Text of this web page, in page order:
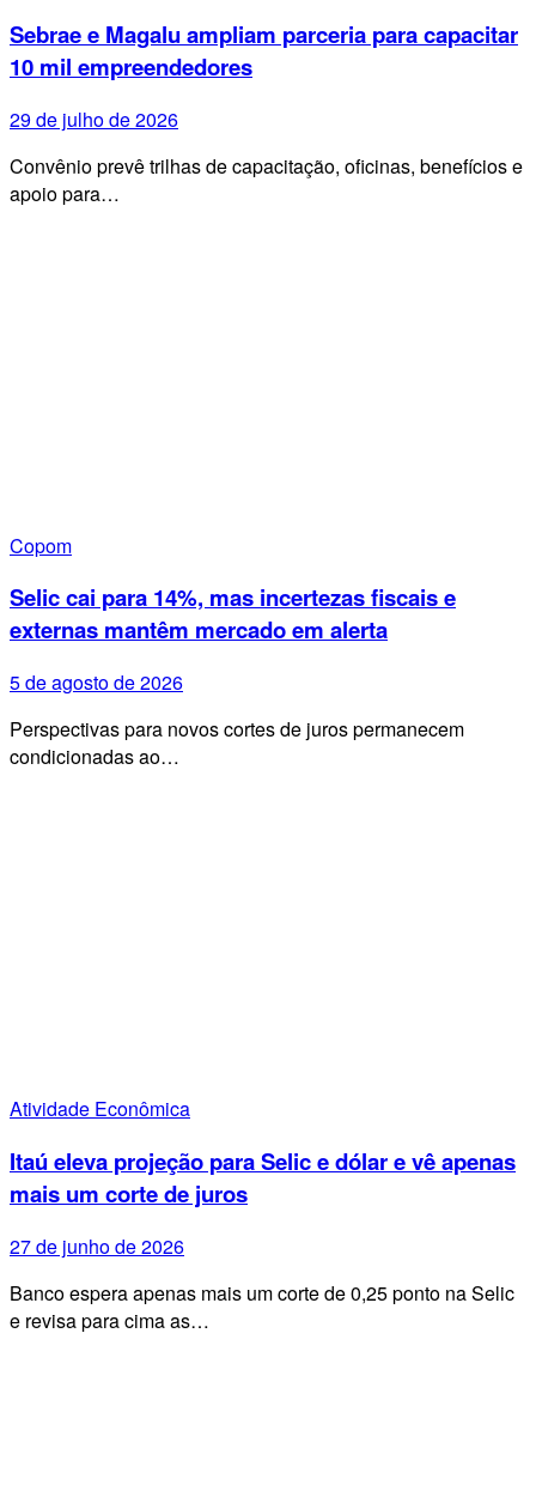
Sebrae e Magalu ampliam parceria para capacitar
10 mil empreendedores
29 de julho de 2026
Convênio prevê trilhas de capacitação, oficinas, benefícios e
apoio para…
Copom
Selic cai para 14%, mas incertezas fiscais e
externas mantêm mercado em alerta
5 de agosto de 2026
Perspectivas para novos cortes de juros permanecem
condicionadas ao…
Atividade Econômica
Itaú eleva projeção para Selic e dólar e vê apenas
mais um corte de juros
27 de junho de 2026
Banco espera apenas mais um corte de 0,25 ponto na Selic
e revisa para cima as…